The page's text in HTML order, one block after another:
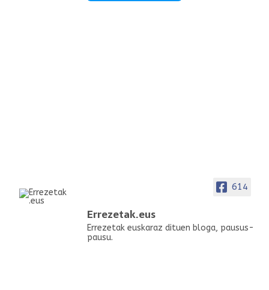
614
Errezetak.eus
Errezetak euskaraz dituen bloga, pausus-
pausu.